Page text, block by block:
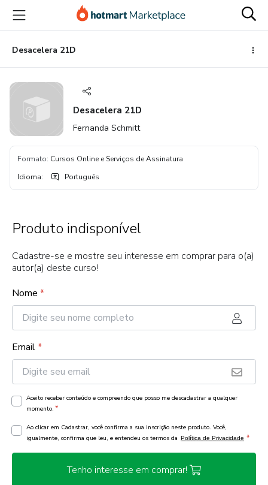
para
conteúdo
principal
para
pagamento
para
rodapé
Desacelera 21D
Desacelera 21D
Fernanda Schmitt
Formato: Cursos Online e Serviços de Assinatura
Idioma: Português
Produto indisponível
Cadastre-se e mostre seu interesse em comprar para o(a)
autor(a) deste curso!
Nome *
Email*
Aceito receber conteúdo e compreendo que posso me descadastrar a qualquer
momento. *
Ao clicar em Cadastrar, você confirma a sua inscrição neste produto. Você,
igualmente, confirma que leu, e entendeu os termos da Política de Privacidade *
Tenho interesse em comprar!